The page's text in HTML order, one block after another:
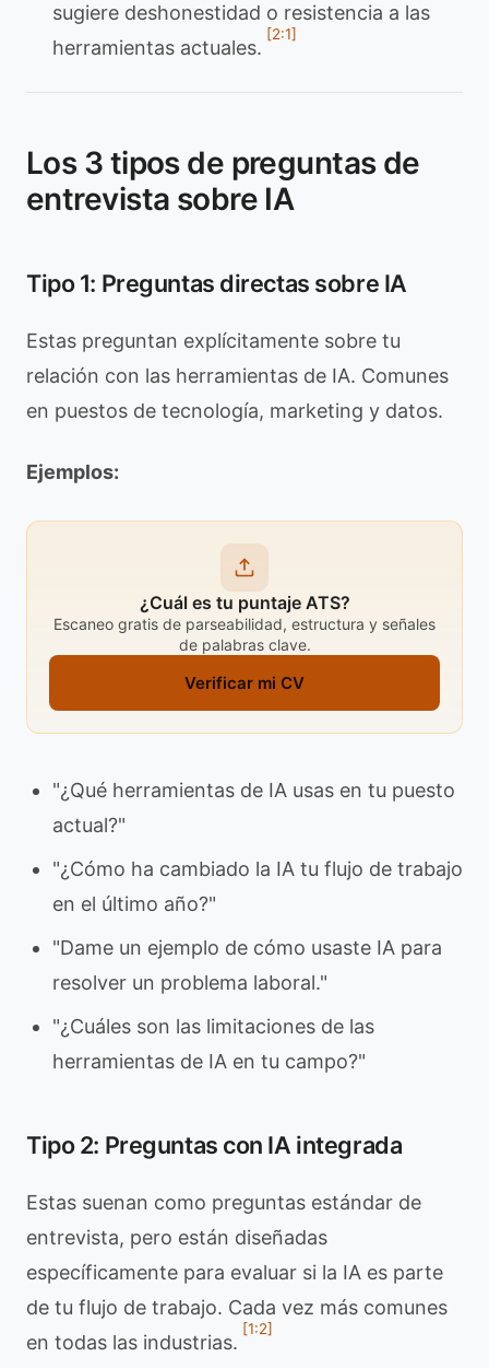
sugiere deshonestidad o resistencia a las
herramientas actuales.
[2:1]
Los 3 tipos de preguntas de
entrevista sobre IA
Tipo 1: Preguntas directas sobre IA
Estas preguntan explícitamente sobre tu
relación con las herramientas de IA. Comunes
en puestos de tecnología, marketing y datos.
Ejemplos:
¿Cuál es tu puntaje ATS?
Escaneo gratis de parseabilidad, estructura y señales
de palabras clave.
Verificar mi CV
"¿Qué herramientas de IA usas en tu puesto
actual?"
"¿Cómo ha cambiado la IA tu flujo de trabajo
en el último año?"
"Dame un ejemplo de cómo usaste IA para
resolver un problema laboral."
"¿Cuáles son las limitaciones de las
herramientas de IA en tu campo?"
Tipo 2: Preguntas con IA integrada
Estas suenan como preguntas estándar de
entrevista, pero están diseñadas
específicamente para evaluar si la IA es parte
de tu flujo de trabajo. Cada vez más comunes
en todas las industrias.
[1:2]